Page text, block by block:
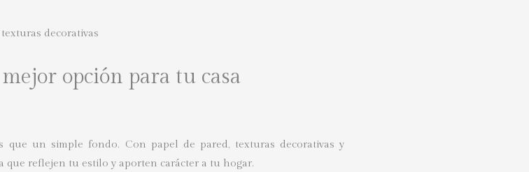
decorativas
opción para tu casa
que un simple fondo. Con papel de pared, texturas decorativas y
que reflejen tu estilo y aporten carácter a tu hogar.